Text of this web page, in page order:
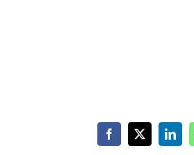
Facebook
X